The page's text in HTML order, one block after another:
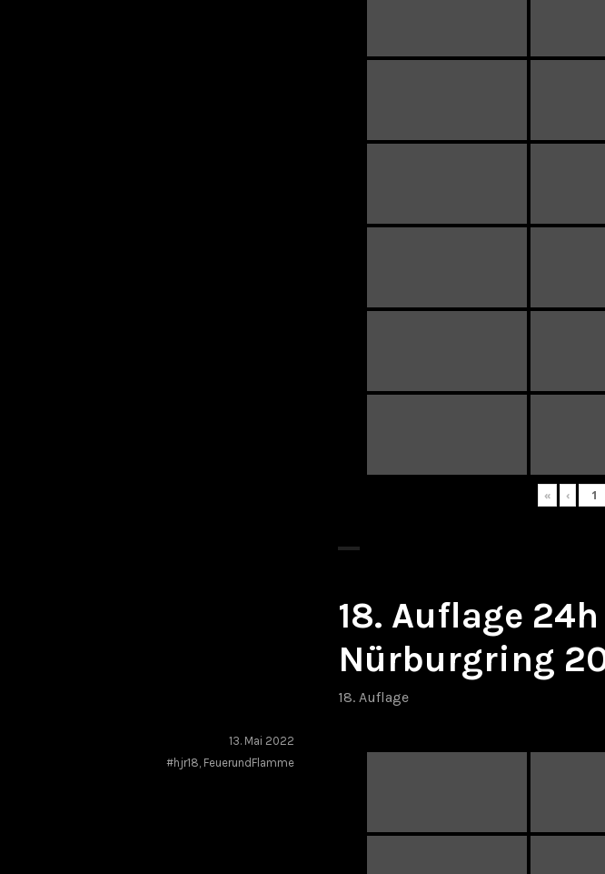
« ‹
18. Auflage
Nürburgring
18. Auflage
13. Mai 2022
#hjr18, FeuerundFlamme